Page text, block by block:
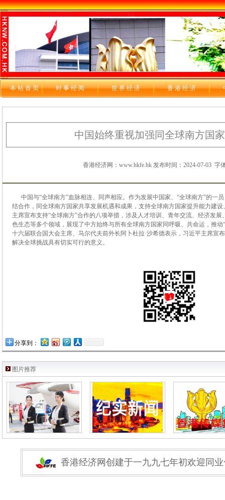
本站首页 时 事 经 闻 世 界 经 济 香 港 经 济
中国始终重视加强同全球南方国
香港经济网：www.hkfe.hk 发布时间：2024-07-03 字
中国与“全球南方”血脉相连、同声相应。作为发展中国家、“全球南方”的一
结合作，同全球南方国家共享发展机遇和成果，支持全球南方国家提升能力建
主席宣布支持“全球南方”合作的八项举措，涉及人才培训、青年交流、经济发
色生态等多个领域，展现了中方始终与所有全球南方国家同呼吸、共命运，推
十六届联合国大会主席、马尔代夫前外长阿卜杜拉·沙希德表示，习近平主席宣
解决全球挑战具有切实可行的意义。
分享到：
图片推荐
香港经济网创建于一九九七年初欢迎同业